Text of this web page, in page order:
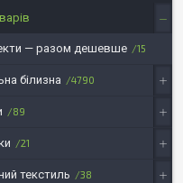
— разом дешевше 15
білизна 4790
89
21
текстиль 38